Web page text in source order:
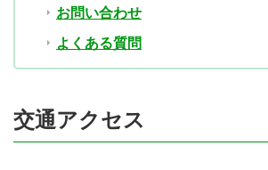
お問い合わせ
よくある質問
交通アクセス